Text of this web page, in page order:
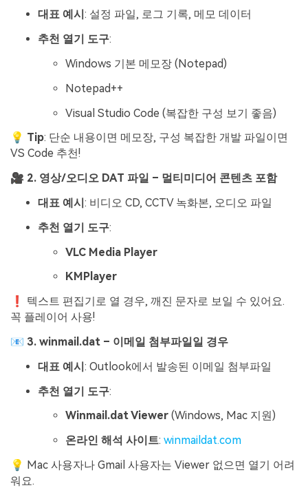
대표 예시 : 설정 파일, 로그 기록, 메모 데이터
추천 열기 도구:
Windows 기본 메모장 (Notepad)
Notepad++
Visual Studio Code (복잡한 구성 보기 좋음)
💡 Tip: 단순 내용이면 메모장, 구성 복잡한 개발 파일이면
VS Code 추천!
🎥 2. 영상/오디오 DAT 파일 – 멀티미디어 콘텐츠 포함
대표 예시: 비디오 CD, CCTV 녹화본, 오디오 파일
추천 열기 도구:
VLC Media Player
KMPlayer
❗ 텍스트 편집기로 열 경우, 깨진 문자로 보일 수 있어요.
꼭 플레이어 사용!
📧 3. winmail.dat – 이메일 첨부파일일 경우
대표 예시: Outlook에서 발송된 이메일 첨부파일
추천 열기 도구:
Winmail.dat Viewer (Windows, Mac 지원)
온라인 해석 사이트: winmaildat.com
💡 Mac 사용자나 Gmail 사용자는 Viewer 없으면 열기 어려
워요.